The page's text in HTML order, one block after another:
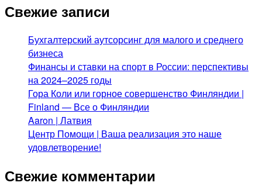
Свежие записи
Бухгалтерский аутсорсинг для малого и среднего
бизнеса
Финансы и ставки на спорт в России: перспективы
на 2024–2025 годы
Гора Коли или горное совершенство Финляндии |
Finland — Все о Финляндии
Aaron | Латвия
Центр Помощи | Ваша реализация это наше
удовлетворение!
Свежие комментарии